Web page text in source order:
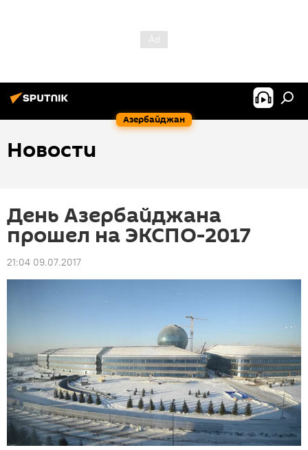
Азербайджан
Новости
День Азербайджана
прошел на ЭКСПО-2017
21:04 09.07.2017